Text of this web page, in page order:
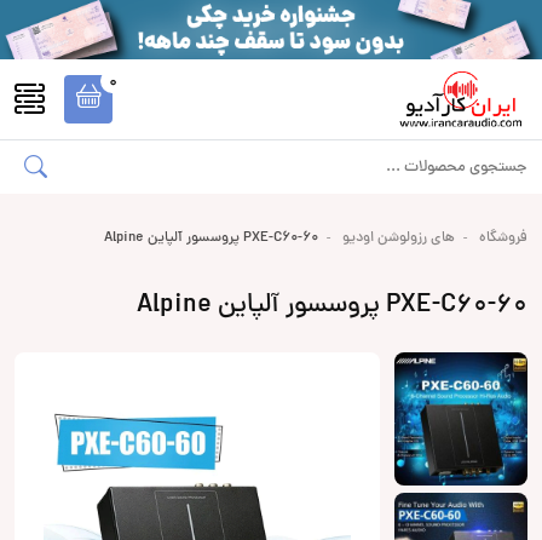
0
فروشگاه های رزولوشن اودیو PXE-C60-60 پروسسور آلپاین Alpine
PXE-C60-60 پروسسور آلپاین Alpine